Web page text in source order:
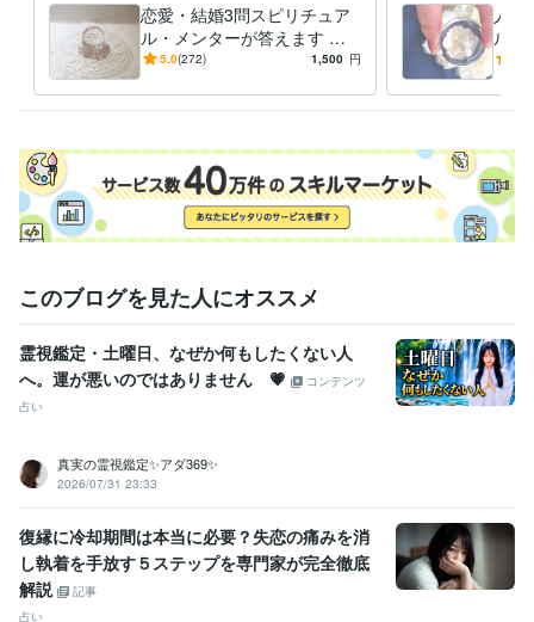
恋愛・結婚3問スピリチュア
ル・メンターが答えます 恋
愛/結婚/婚活/復活愛/複雑愛/
5.0(272) 1,500 円
人
ル・
練の
定
このブログを見た人にオススメ
霊視鑑定・土曜日、なぜか何もしたくない人
へ。運が悪いのではありません 💗
コンテンツ
占い
真実の霊視鑑定✨アダ369✨
2026/07/31 23:33
復縁に冷却期間は本当に必要？失恋の痛みを消
し執着を手放す５ステップを専門家が完全徹底
解説
記事
占い